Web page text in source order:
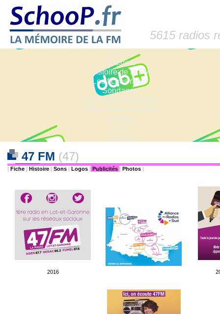
5615 radios
Accueil
Dossiers
Histoire de la FM
Les fiches radio
Sondages
Anciennes fréquences
Fréquences actuelles
Lexique
Liens
Contact
47 FM (47)
| Fiche | Histoire | Sons | Logos | Publicités | Photos |
2016